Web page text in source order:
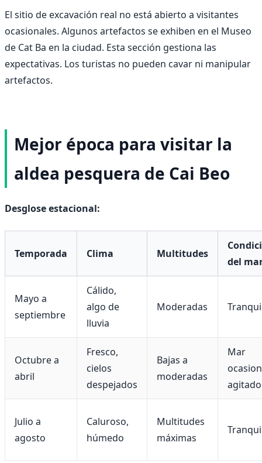
El sitio de excavación real no está abierto a visitantes
ocasionales. Algunos artefactos se exhiben en el Museo
de Cat Ba en la ciudad. Esta sección gestiona las
expectativas. Los turistas no pueden cavar ni manipular
artefactos.
Mejor época para visitar la
aldea pesquera de Cai Beo
Desglose estacional:
Temporada Clima Multitudes
del
Mayo a
septiembre
Cálido,
algo de
lluvia
Moderadas
Octubre a
abril
Fresco,
cielos
despejados
Bajas a
moderadas
Mar
agitado
Julio a
agosto
Caluroso,
húmedo
Multitudes
máximas